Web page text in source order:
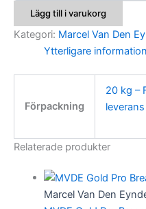
Mört
mängd
Lägg till i varukorg
Kategori: Marcel Van Den
Ytterligare information
Förpackning
20 kg –
Relaterade produkter
Marcel Van Den